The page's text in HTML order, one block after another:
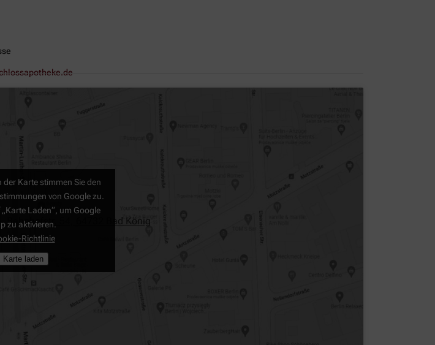
Bahnhofstr. 54, 64732 Bad König
der Karte stimmen Sie den
von Google zu.
„Karte Laden“, um Google
zu aktivieren.
Richtlinie
Karte laden